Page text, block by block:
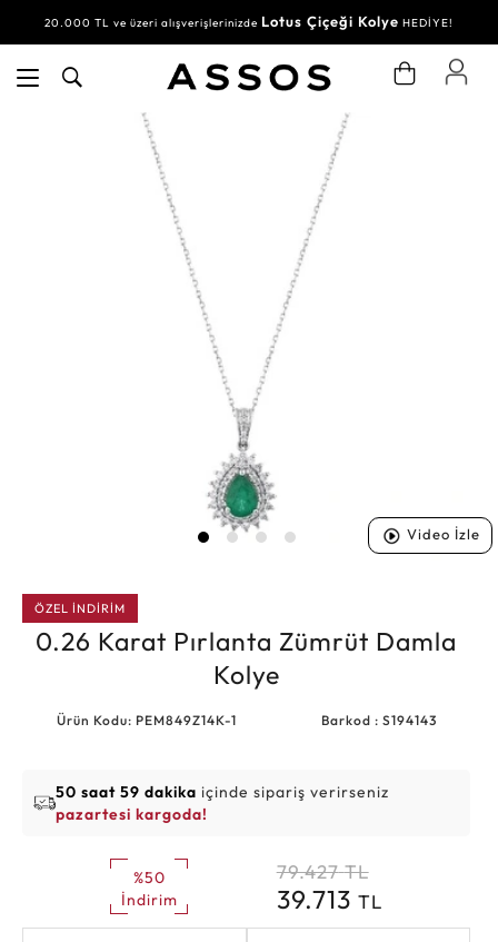
20.000 TL ve üzeri alışverişlerinizde Lotus Çiçeği Kolye HEDİYE!
Video İzle
ÖZEL İNDİRİM
0.26 Karat Pırlanta Zümrüt Damla
Kolye
Ürün Kodu: PEM849Z14K-1 Barkod : S194143
50 saat 59 dakika içinde sipariş verirseniz
pazartesi kargoda!
%50
İndirim
79.427 TL
39.713 TL